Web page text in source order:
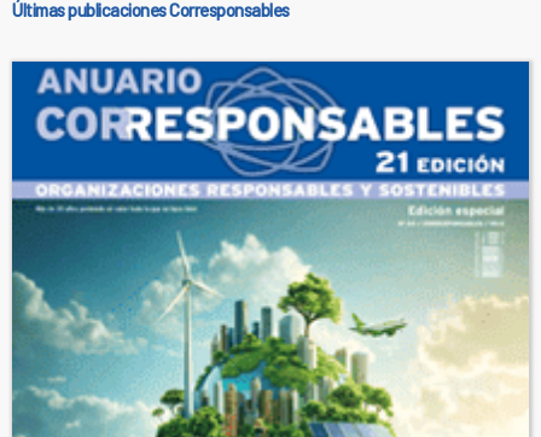
Últimas publicaciones Corresponsables